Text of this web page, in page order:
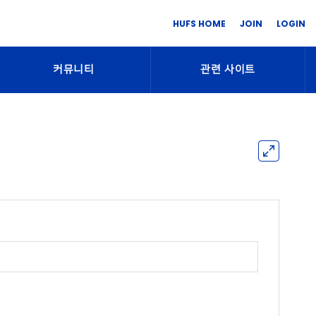
HUFS HOME JOIN LOGIN
커뮤니티 관련 사이트